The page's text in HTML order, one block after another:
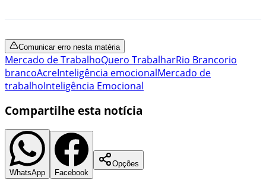
Comunicar erro nesta matéria
Mercado de TrabalhoQuero TrabalharRio Brancorio
brancoAcreInteligência emocionalMercado de
trabalhoInteligência Emocional
Compartilhe esta notícia
WhatsApp Facebook
Opções